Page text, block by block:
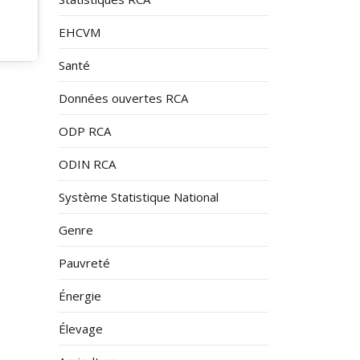
EHCVM
Santé
Données ouvertes RCA
ODP RCA
ODIN RCA
Système Statistique National
Genre
Pauvreté
Énergie
Élevage